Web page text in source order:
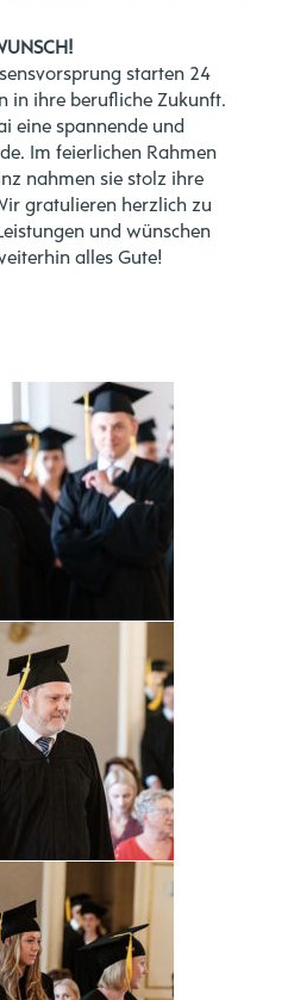
starten 24
in ihre berufliche Zukunft.
eine spannende und
Im feierlichen Rahmen
nahmen sie stolz ihre
gratulieren herzlich zu
und wünschen
alles Gute!